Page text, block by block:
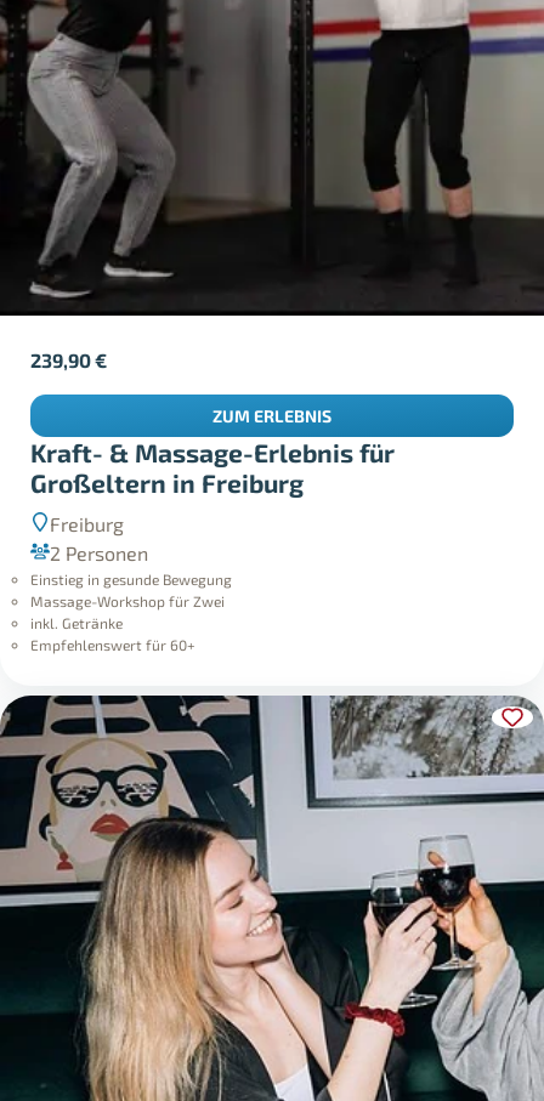
Kraft- & Massage-Erlebnis für
Großeltern in Freiburg
Freiburg
2 Personen
Einstieg in gesunde Bewegung
Massage-Workshop für Zwei
inkl. Getränke
Empfehlenswert für 60+
239,90€
ZUM ERLEBNIS